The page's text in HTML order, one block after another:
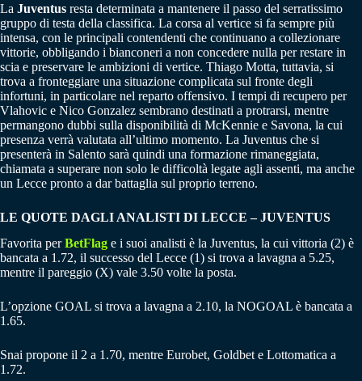
La Juventus resta determinata a mantenere il passo del serratissimo
gruppo di testa della classifica. La corsa al vertice si fa sempre più
intensa, con le principali contendenti che continuano a collezionare
vittorie, obbligando i bianconeri a non concedere nulla per restare in
scia e preservare le ambizioni di vertice. Thiago Motta, tuttavia, si
trova a fronteggiare una situazione complicata sul fronte degli
infortuni, in particolare nel reparto offensivo. I tempi di recupero per
Vlahovic e Nico Gonzalez sembrano destinati a protrarsi, mentre
permangono dubbi sulla disponibilità di McKennie e Savona, la cui
presenza verrà valutata all’ultimo momento. La Juventus che si
presenterà in Salento sarà quindi una formazione rimaneggiata,
chiamata a superare non solo le difficoltà legate agli assenti, ma anche
un Lecce pronto a dar battaglia sul proprio terreno.
LE QUOTE DAGLI ANALISTI DI LECCE – JUVENTUS
Favorita perBetFlag e i suoi analisti è la Juventus, la cui vittoria (2) è
bancata a 1.72, il successo del Lecce (1) si trova a lavagna a 5.25,
mentre il pareggio (X) vale 3.50 volte la posta.
L’opzione GOAL si trova a lavagna a 2.10, la NOGOAL è bancata a
1.65.
Snai propone il 2 a 1.70, mentre Eurobet, Goldbet e Lottomatica a
1.72.